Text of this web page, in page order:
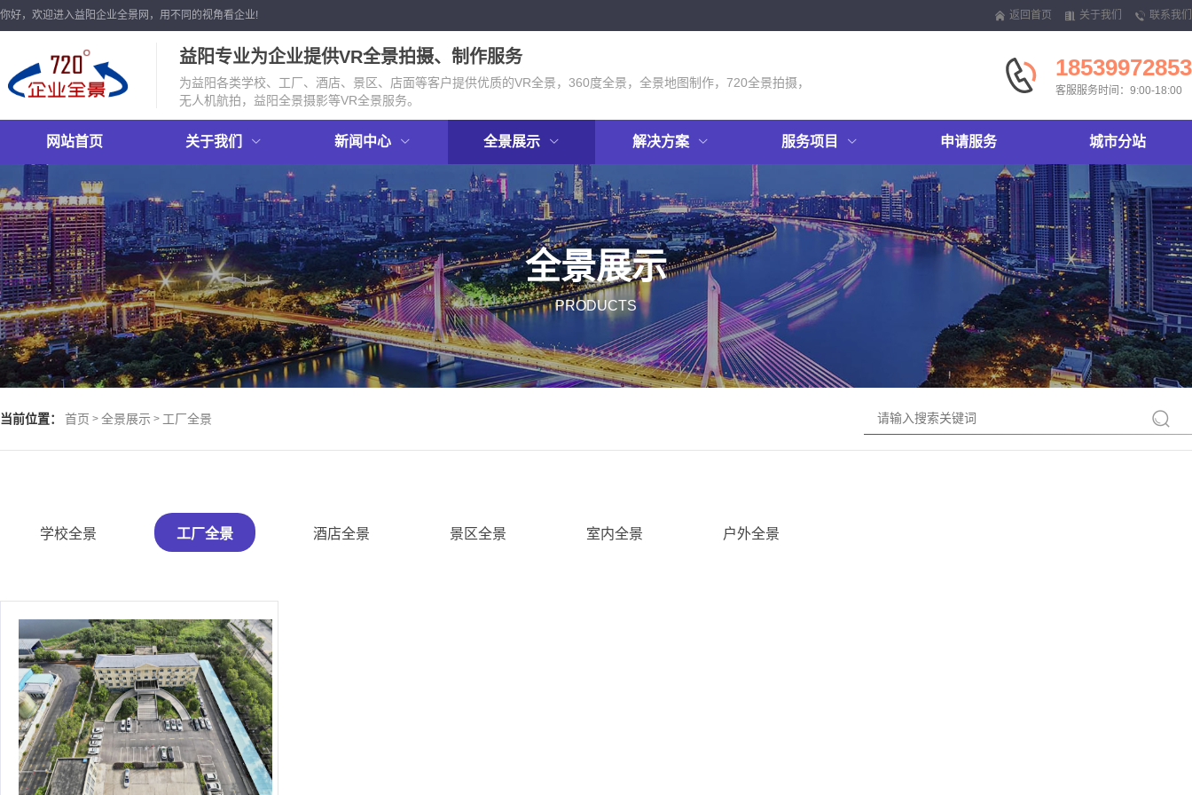
你好，欢迎进入益阳企业全景网，用不同的视角看企业! 返回首页 关于我们 联系我们
益阳专业为企业提供VR全景拍摄、制作服务
为益阳各类学校、工厂、酒店、景区、店面等客户提供优质的VR全景，360度全景，全景地图制作，720全景拍摄，
无人机航拍，益阳全景摄影等VR全景服务。
18539972853
客服服务时间：9:00-18:00
网站首页 关于我们 新闻中心 全景展示 解决方案 服务项目 申请服务 城市分站
全景展示
PRODUCTS
当前位置： 首页 > 全景展示 > 工厂全景
学校全景 工厂全景 酒店全景 景区全景 室内全景 户外全景